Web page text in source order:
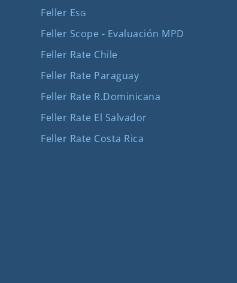
Feller ESG
Feller Scope - Evaluación MPD
Feller Rate Chile
Feller Rate Paraguay
Feller Rate R.Dominicana
Feller Rate El Salvador
Feller Rate Costa Rica